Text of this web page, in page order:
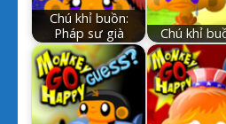
Chú khỉ buồn:
Pháp sư già
Chú khỉ